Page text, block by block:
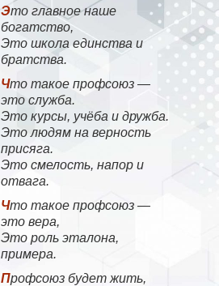
Это главное наше
богатство,
Это школа единства и
братства.
Что такое профсоюз —
это служба.
Это курсы, учёба и дружба.
Это людям на верность
присяга.
Это смелость, напор и
отвага.
Что такое профсоюз —
это вера,
Это роль эталона,
примера.
Профсоюз будет жить,